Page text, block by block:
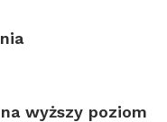
wyższy poziom